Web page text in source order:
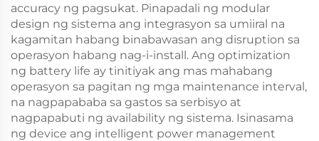
accuracy ng pagsukat. Pinapadali ng modular
design ng sistema ang integrasyon sa umiiral na
kagamitan habang binabawasan ang disruption sa
operasyon habang nag-i-install. Ang optimization
ng battery life ay tinitiyak ang mas mahabang
operasyon sa pagitan ng mga maintenance interval,
na nagpapababa sa gastos sa serbisyo at
nagpapabuti ng availability ng sistema. Isinasama
ng device ang intelligent power management